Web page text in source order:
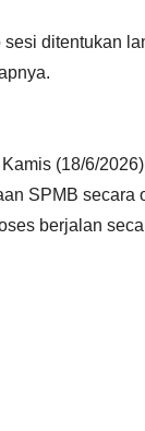
sesi ditentukan
(18/6/
SPMB
berjalan